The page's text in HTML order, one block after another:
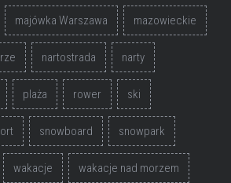
majówka Warszawa mazowieckie
nartostrada narty
plaża rower ski
snowboard snowpark
wakacje wakacje nad morzem